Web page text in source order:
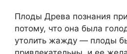
Плоды Древа познания
потому, что она была
утолить жажду — плоды